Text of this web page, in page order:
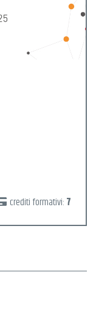
crediti formativi: 7